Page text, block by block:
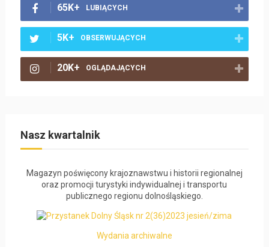
65K+ LUBIĄCYCH
5K+ OBSERWUJĄCYCH
20K+ OGLĄDAJĄCYCH
Nasz kwartalnik
Magazyn poświęcony krajoznawstwu i historii regionalnej
oraz promocji turystyki indywidualneji transportu
publicznego regionu dolnośląskiego.
Wydania archiwalne